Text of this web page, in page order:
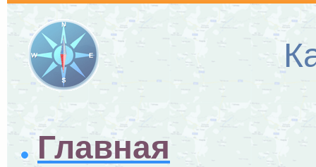
Главная